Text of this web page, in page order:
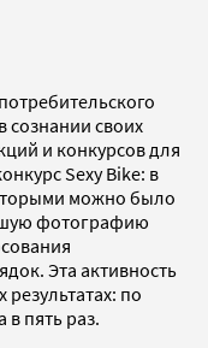
сознании своих
и конкурсов для
Sexy Bike: в
можно было
фотографию
Эта активность
по
пять раз.